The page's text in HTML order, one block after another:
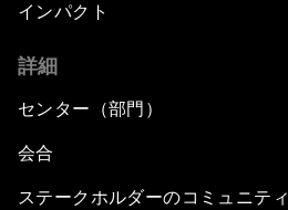
インパクト
詳細
センター（部門）
会合
ステークホルダーのコミュニティ